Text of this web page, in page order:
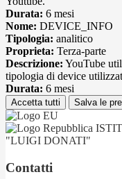
Durata: 6 mesi
Nome: DEVICE_INFO
Tipologia: analitico
Proprieta: Terza-parte
Descrizione: YouTube
tipologia di device
Durata: 6 mesi
Accetta tutti Salva le
"LUIGI DONATI"
Contatti